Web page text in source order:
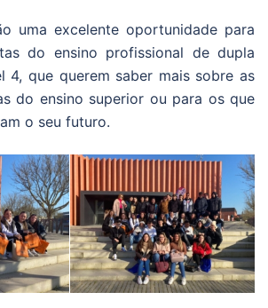
uma excelente oportunidade para
do ensino profissional de dupla
4, que querem saber mais sobre as
do ensino superior ou para os que
o seu futuro.